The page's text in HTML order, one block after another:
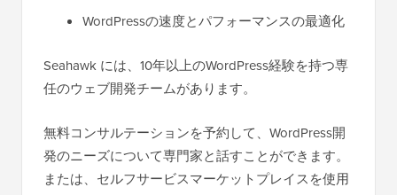
WordPressの速度とパフォーマンスの最適化
Seahawk には、10年以上のWordPress経験を持つ専
任のウェブ開発チームがあります。
無料コンサルテーションを予約して、WordPress開
発のニーズについて専門家と話すことができます。
または、セルフサービスマーケットプレイスを使用